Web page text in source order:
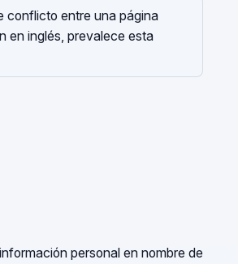
conflicto entre una página
en inglés, prevalece esta
personal en nombre de